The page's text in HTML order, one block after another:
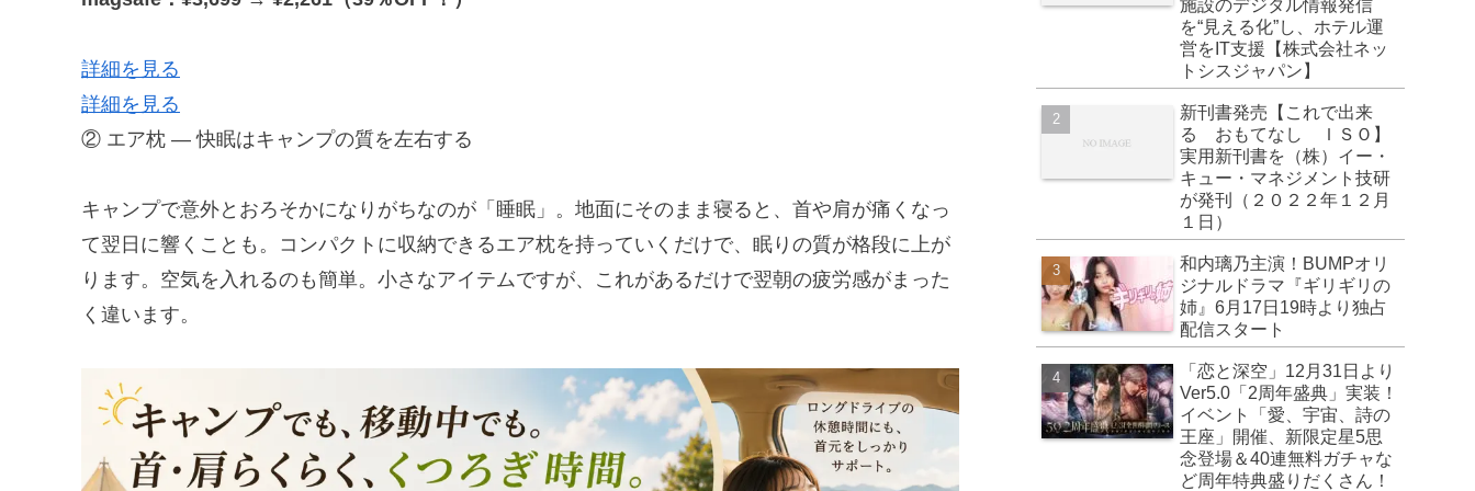
詳細を見る
詳細を見る
② エア枕 — 快眠はキャンプの質を左右する
キャンプで意外とおろそかになりがちなのが「睡眠」。地面にそのまま寝ると、首や肩が痛くなっ
て翌日に響くことも。コンパクトに収納できるエア枕を持っていくだけで、眠りの質が格段に上が
ります。空気を入れるのも簡単。小さなアイテムですが、これがあるだけで翌朝の疲労感がまった
く違います。
施設のデジタル情報発信
を“見える化”し、ホテル運
営をIT支援【株式会社ネッ
トシスジャパン】
新刊書発売【これで出来
る おもてなし ＩＳＯ】
実用新刊書を（株）イー・
キュー・マネジメント技研
が発刊（２０２２年１２月
１日）
和内璃乃主演！BUMPオリ
ジナルドラマ『ギリギリの
姉』6月17日19時より独占
配信スタート
「恋と深空」12月31日より
Ver5.0「2周年盛典」実装！
イベント「愛、宇宙、詩の
王座」開催、新限定星5思
念登場＆40連無料ガチャな
ど周年特典盛りだくさん！